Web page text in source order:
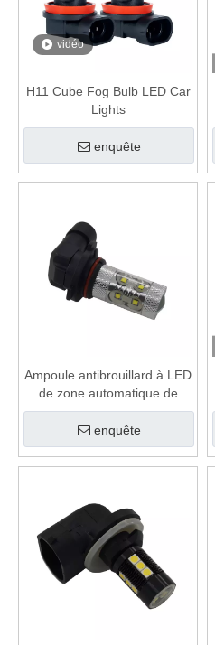
vidéo
H11 Cube Fog Bulb LED Car
Lights
enquête
Ampoule antibrouillard à LED
de zone automatique de
base 9005 pour Nissan
enquête